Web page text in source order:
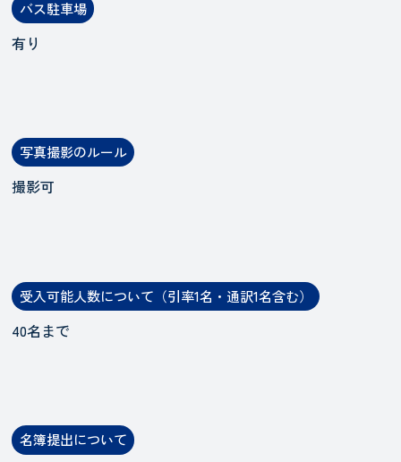
バス駐車場
有り
写真撮影のルール
撮影可
受入可能人数について（引率1名・通訳1名含む）
40名まで
名簿提出について